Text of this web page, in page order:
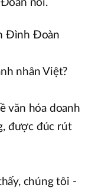
nói.
Đình Đoàn
nhân Việt?
văn hóa doanh
được đúc rút
chúng tôi -